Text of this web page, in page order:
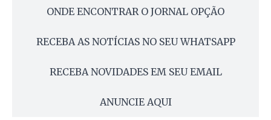
ONDE ENCONTRAR O JORNAL OPÇÃO
RECEBA AS NOTÍCIAS NO SEU WHATSAPP
RECEBA NOVIDADES EM SEU EMAIL
ANUNCIE AQUI